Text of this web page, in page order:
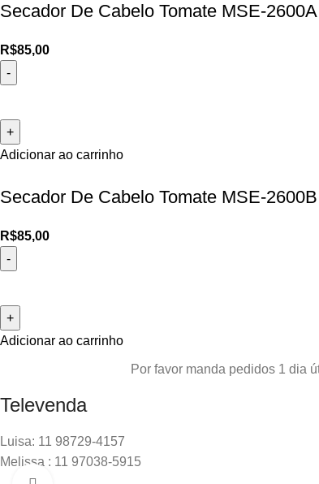
Secador De Cabelo Tomate MSE-
R$85,00
Adicionar ao carrinho
Secador De Cabelo Tomate MSE-
R$85,00
Adicionar ao carrinho
Por favor manda pedidos 1 dia
Televenda
Luisa: 11 98729-4157
Melissa : 11 97038-5915